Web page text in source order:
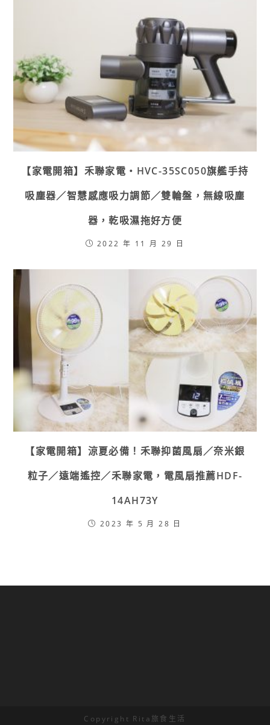
【家電開箱】禾聯家電・HVC-35SC050旗艦手持
吸塵器／智慧感應吸力調節／雙輪盤，無線吸塵
器，乾吸濕拖好方便
2022 年 11 月 29 日
【家電開箱】涼夏必備！禾聯抑菌風扇／奈米銀
粒子／遠端遙控／禾聯家電，電風扇推薦HDF-
14AH73Y
2023 年 5 月 28 日
Copyright Rita旅食生活